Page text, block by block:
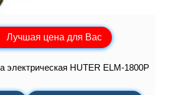
Лучшая цена для Вас
электрическая HUTER ELM-1800P